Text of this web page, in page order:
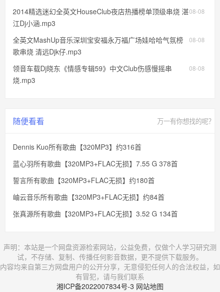
08-08
2014精选迷幻全英文HouseClub夜店热播榜单顶级串烧 湛
江Dj小涵.mp3
08-08
全英文MashUp音乐深圳宝安福永万福广场娃哈哈气氛榜
歌串烧 清远Djk仔.mp3
08-08
领音车载Dj晓东《情感专辑59》中文Club伤感慢摇串
烧.mp3
随便看看 万一有你想找的呢？
Dennis Kuo所有歌曲【320MP3】约316首
蓝心羽所有歌曲【320MP3+FLAC无损】7.55 G 378首
誓言所有歌曲【320MP3+FLAC无损】约180首
岫云音乐所有歌曲【320MP3+FLAC无损】约84首
张真源所有歌曲【320MP3+FLAC无损】3.52 G 134首
声明：本站是一个网盘资源检索网站，公益免费，仅做个人学习研究测
试，不存储、复制、传播任何影音数据，更不提供下载服务。
内容均来自第三方网盘用户的公开分享，无意侵犯任何人的合法权益，如
有冒犯，请与我们联系
湘ICP备2022007834号-3 网站地图